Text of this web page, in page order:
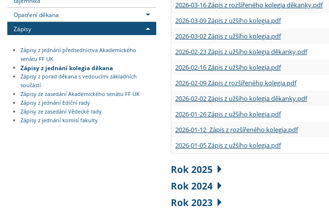
Opatření děkana
Zápisy
Zápisy z jednání předsednictva Akademického
senátu FF UK
Zápisy z jednání kolegia děkana
Zápisy z porad děkana s vedoucími základních
součástí
Zápisy ze zasedání Akademického senátu FF UK
Zápisy z jednání Ediční rady
Zápisy ze zasedání Vědecké rady
Zápisy z jednání komisí fakulty
2026-03-16 Zápis z rozšířeného kolegia děkanky.pdf
2026-03-09 Zápis z užšího kolegia.pdf
2026-03-02 Zápis z užšího kolegia.pdf
2026-02-23 Zápis z užšího kolegia děkanky.pdf
2026-02-16 Zápis z užšího kolegia.pdf
2026-02-09 Zápis z rozšířeného kolegia.pdf
2026-02-02 Zápis z užšího kolegia děkanky.pdf
2026-01-26 Zápis z užšího kolegia.pdf
2026-01-12 Zápis z rozšířeného kolegia.pdf
2026-01-05 Zápis z užšího kolegia.pdf
Rok 2025
Rok 2024
Rok 2023